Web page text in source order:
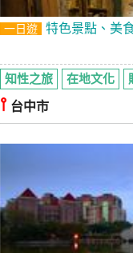
一日遊 特色景點、美
知性之旅 在地文化
⫯ 台中市